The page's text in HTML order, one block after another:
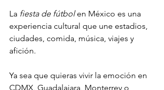
La fiesta de fútbol en México es una
experiencia cultural que une estadios,
ciudades, comida, música, viajes y
afición.
Ya sea que quieras vivir la emoción en
CDMX, Guadalajara, Monterrey o